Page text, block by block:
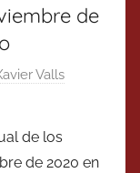
de
Valls
de los
de 2020 en